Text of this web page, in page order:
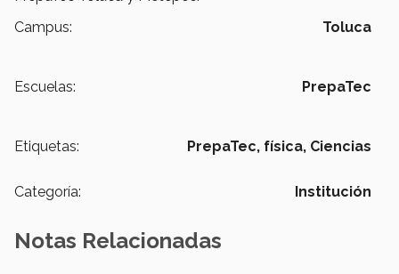
Campus:
Toluca
Escuelas: PrepaTec
Etiquetas: PrepaTec, física, Ciencias
Categoría: Institución
Notas Relacionadas